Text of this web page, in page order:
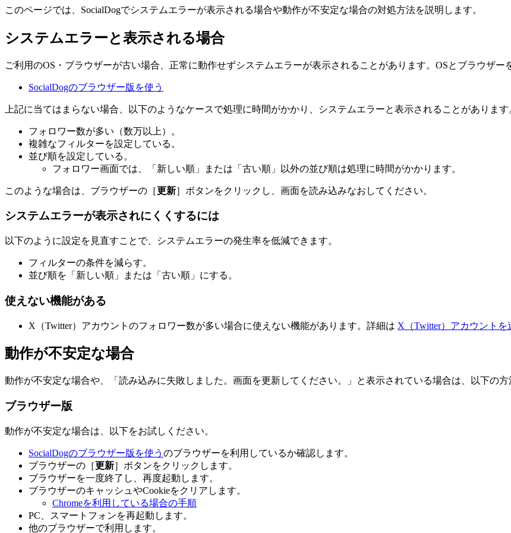
このページでは、SocialDogでシステムエラーが表示される場合や動作が不安定な場合の対処方法を説明します。
システムエラーと表示される場合
ご利用のOS・ブラウザーが古い場合、正常に動作せずシステムエラーが表示されることがあります。OSとブラウザー
SocialDogのブラウザー版を使う
上記に当てはまらない場合、以下のようなケースで処理に時間がかかり、システムエラーと表示されることがあります
フォロワー数が多い（数万以上）。
複雑なフィルターを設定している。
並び順を設定している。
フォロワー画面では、「新しい順」または「古い順」以外の並び順は処理に時間がかかります。
このような場合は、ブラウザーの［更新］ボタンをクリックし、画面を読み込みなおしてください。
システムエラーが表示されにくくするには
以下のように設定を見直すことで、システムエラーの発生率を低減できます。
フィルターの条件を減らす。
並び順を「新しい順」または「古い順」にする。
使えない機能がある
X（Twitter）アカウントのフォロワー数が多い場合に使えない機能があります。詳細は X（Twitter）アカウントを
動作が不安定な場合
動作が不安定な場合や、「読み込みに失敗しました。画面を更新してください。」と表示されている場合は、以下の方
ブラウザー版
動作が不安定な場合は、以下をお試しください。
SocialDogのブラウザー版を使う のブラウザーを利用しているか確認します。
ブラウザーの［更新］ボタンをクリックします。
ブラウザーを一度終了し、再度起動します。
ブラウザーのキャッシュやCookieをクリアします。
Chromeを利用している場合の手順
PC、スマートフォンを再起動します。
他のブラウザーで利用します。